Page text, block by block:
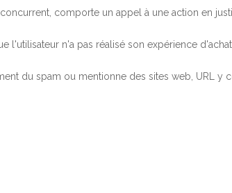
concurrent, comporte un appel à une action en
l'utilisateur n'a pas réalisé son expérience d'achat.
du spam ou mentionne des sites web, URL